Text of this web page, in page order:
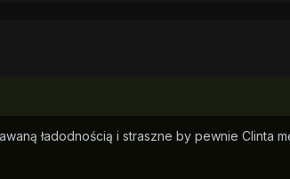
ładodnością i straszne by pewnie Clinta